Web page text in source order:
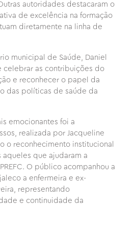
autoridades destacaram o
de excelência na formação
diretamente na linha de
municipal de Saúde, Daniel
celebrar as contribuições do
e reconhecer o papel da
das políticas de saúde da
emocionantes foi a
realizada por Jacqueline
o reconhecimento institucional
que ajudaram a
O público acompanhou a
a enfermeira e ex-
representando
e continuidade da